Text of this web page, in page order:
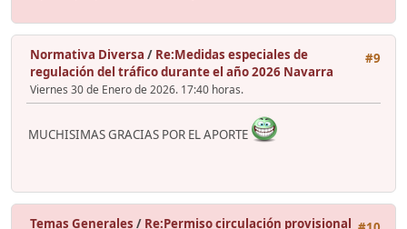
#9
Normativa Diversa / Re:Medidas especiales de
regulación del tráfico durante el año 2026 Navarra
Viernes 30 de Enero de 2026. 17:40 horas.
MUCHISIMAS GRACIAS POR EL APORTE
Temas Generales / Re:Permiso circulación provisional